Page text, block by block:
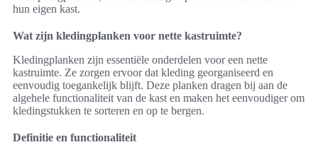
hun eigen kast.
Wat zijn kledingplanken voor nette kastruimte?
Kledingplanken zijn essentiële onderdelen voor een nette
kastruimte. Ze zorgen ervoor dat kleding georganiseerd en
eenvoudig toegankelijk blijft. Deze planken dragen bij aan de
algehele functionaliteit van de kast en maken het eenvoudiger om
kledingstukken te sorteren en op te bergen.
Definitie en functionaliteit